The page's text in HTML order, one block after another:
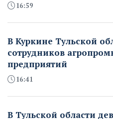
16:59
В Куркине Тульской
сотрудников
предприятий
16:41
В Тульской области